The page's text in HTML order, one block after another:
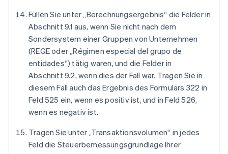
Füllen Sie unter „Berechnungsergebnis“ die Felder in
Abschnitt 9.1 aus, wenn Sie nicht nach dem
Sondersystem einer Gruppen von Unternehmen
(REGE oder „Régimen especial del grupo de
entidades“) tätig waren, und die Felder in
Abschnitt 9.2, wenn dies der Fall war. Tragen Sie in
diesem Fall auch das Ergebnis des Formulars 322 in
Feld 525 ein, wenn es positiv ist, und in Feld 526,
wenn es negativ ist.
Tragen Sie unter „Transaktionsvolumen“ in jedes
Feld die Steuerbemessungsgrundlage Ihrer